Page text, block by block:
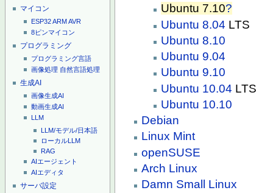
マイコン
ESP32ARMAVR
8ピンマイコン
プログラミング
プログラミング言語
画像処理 自然言語処理
生成AI
画像生成AI
動画生成AI
LLM
LLM/モデル/日本語
ローカルLLM
RAG
AIエージェント
AIエディタ
サーバ設定
Ubuntu 7.10?
Ubuntu 8.04 LTS
Ubuntu 8.10
Ubuntu 9.04
Ubuntu 9.10
Ubuntu 10.04 LTS
Ubuntu 10.10
Debian
Linux Mint
openSUSE
Arch Linux
Damn Small Linux